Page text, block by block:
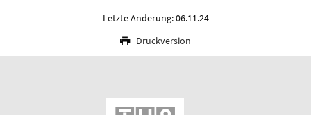
Letzte Änderung: 06.11.24
Druckversion